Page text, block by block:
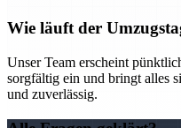
Wie läuft der
Unser Team erscheint
sorgfältig ein und bringt alles
und zuverlässig.